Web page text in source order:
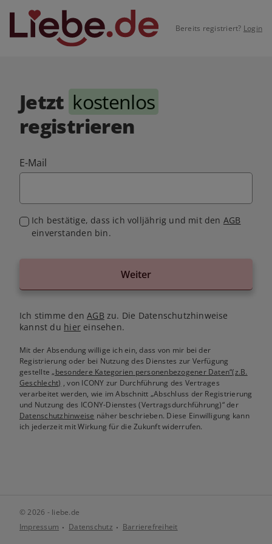
Bereits registriert? Login
Jetzt kostenlos
registrieren
E-Mail
Ich bestätige, dass ich volljährig und mit den AGB
einverstanden bin.
Weiter
Ich stimme denAGB zu. Die Datenschutzhinweise
kannst du hiereinsehen.
Mit der Absendung willige ich ein, dass von mir bei der
Registrierung oder bei Nutzung des Dienstes zur Verfügung
gestellte„besondere Kategorien personenbezogener Daten“(z.B.
Geschlecht) , von ICONY zur Durchführung des Vertrages
verarbeitet werden, wie im Abschnitt „Abschluss der Registrierung
und Nutzung des ICONY-Dienstes (Vertragsdurchführung)“ der
Datenschutzhinweise näher beschrieben. Diese Einwilligung kann
ich jederzeit mit Wirkung für die Zukunft widerrufen.
© 2026 - liebe.de
Impressum
Datenschutz Barrierefreiheit